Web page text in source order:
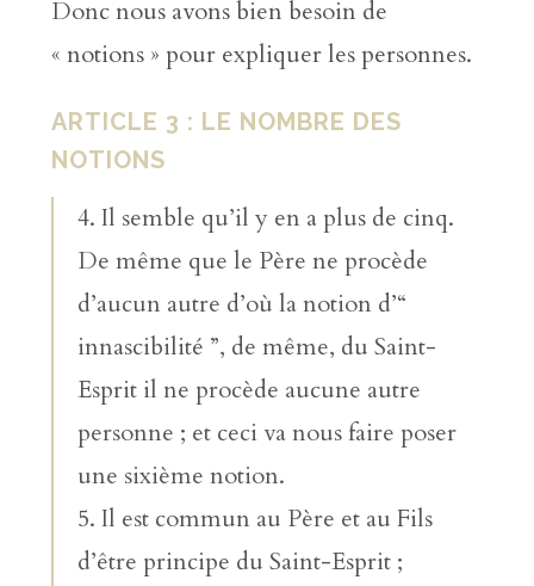
Donc nous avons bien besoin de
« notions » pour expliquer les personnes.
ARTICLE 3 : LE NOMBRE DES
NOTIONS
4. Il semble qu’il y en a plus de cinq.
De même que le Père ne procède
d’aucun autre d’où la notion d’“
innascibilité ”, de même, du Saint-
Esprit il ne procède aucune autre
personne ; et ceci va nous faire poser
une sixième notion.
5. Il est commun au Père et au Fils
d’être principe du Saint-Esprit ;